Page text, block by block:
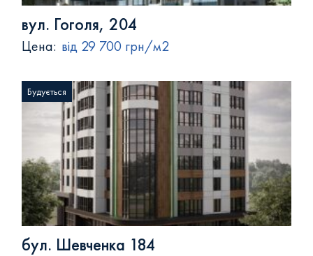
вул. Гоголя, 204
Цена: від 29 700 грн/м2
Будується
бул. Шевченка 184